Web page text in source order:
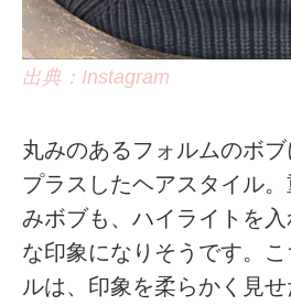
出典：Instagram
丸みのあるフォルムのボ
プラスしたヘアスタイル
みボブも、ハイライトを
な印象になりそうです。
ルは、印象を柔らかく見